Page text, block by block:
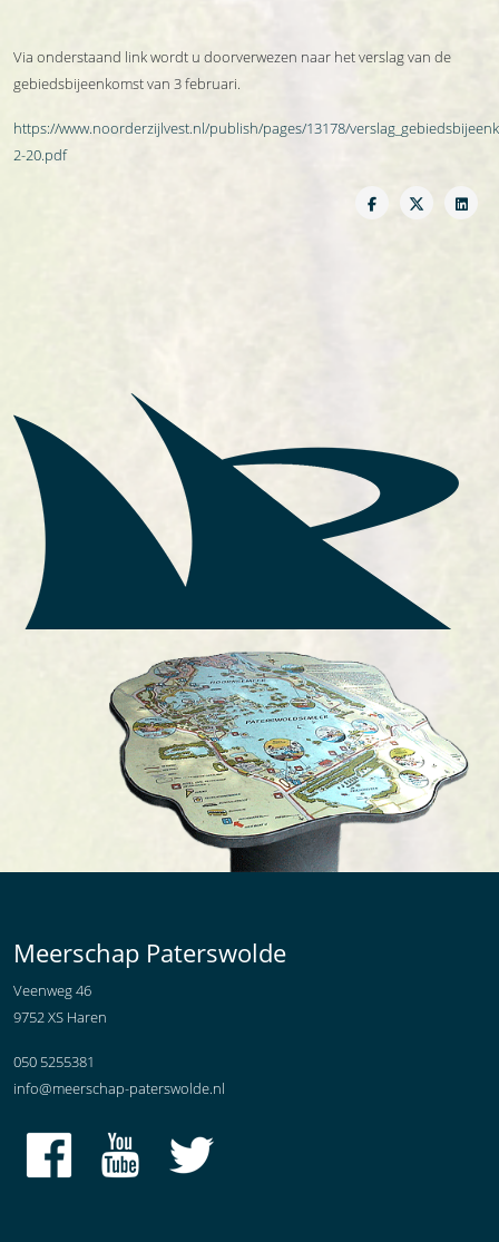
Via onderstaand link wordt u doorverwezen naar het verslag van de
gebiedsbijeenkomst van 3 februari.
https://www.noorderzijlvest.nl/publish/pages/13178/
2-20.pdf
Meerschap Paterswolde
Veenweg 46
9752 XS Haren
050 5255381
info@meerschap-paterswolde.nl